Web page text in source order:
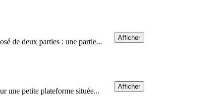
de deux parties : une partie... Afficher
une petite plateforme située...
Afficher